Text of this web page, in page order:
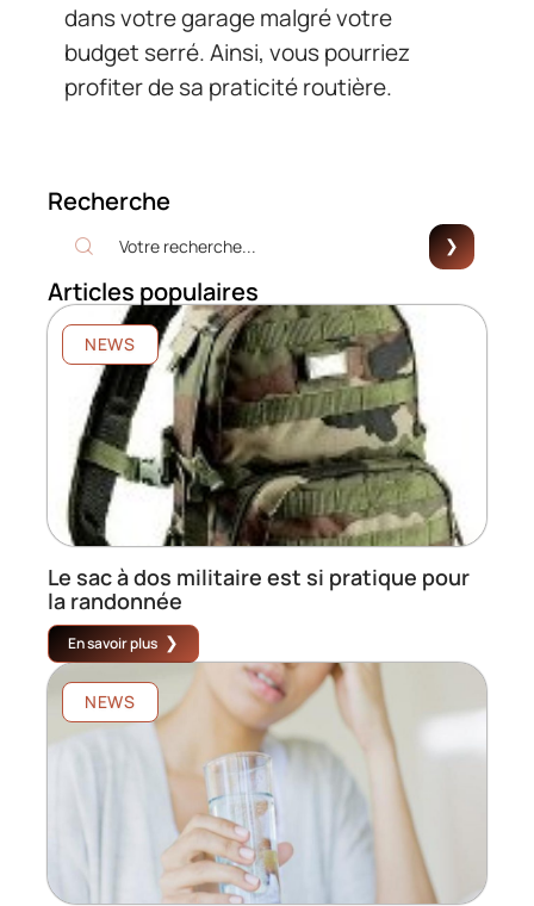
dans votre garage malgré votre
budget serré. Ainsi, vous pourriez
profiter de sa praticité routière.
Recherche
Articles populaires
NEWS
Le sac à dos militaire est si pratique pour
la randonnée
En savoir plus
NEWS